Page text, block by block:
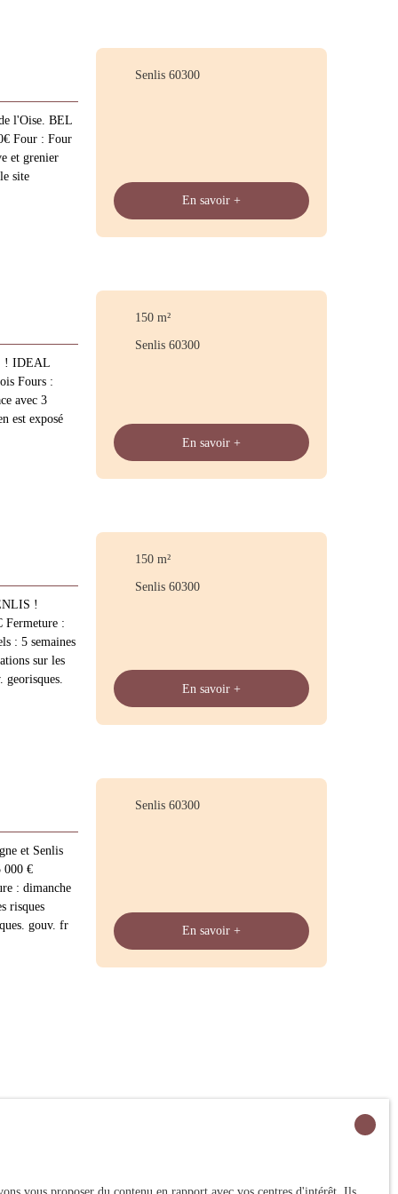
l'Oise. BEL
Four : Four
et grenier
site
Senlis 60300
En savoir +
! IDEAL
Fours :
avec 3
est exposé
150 m²
Senlis 60300
En savoir +
!
:
: 5 semaines
sur les
150 m²
Senlis 60300
En savoir +
et Senlis
000 €
: dimanche
risques
gouv. fr
Senlis 60300
En savoir +